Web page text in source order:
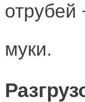
отрубей
муки.